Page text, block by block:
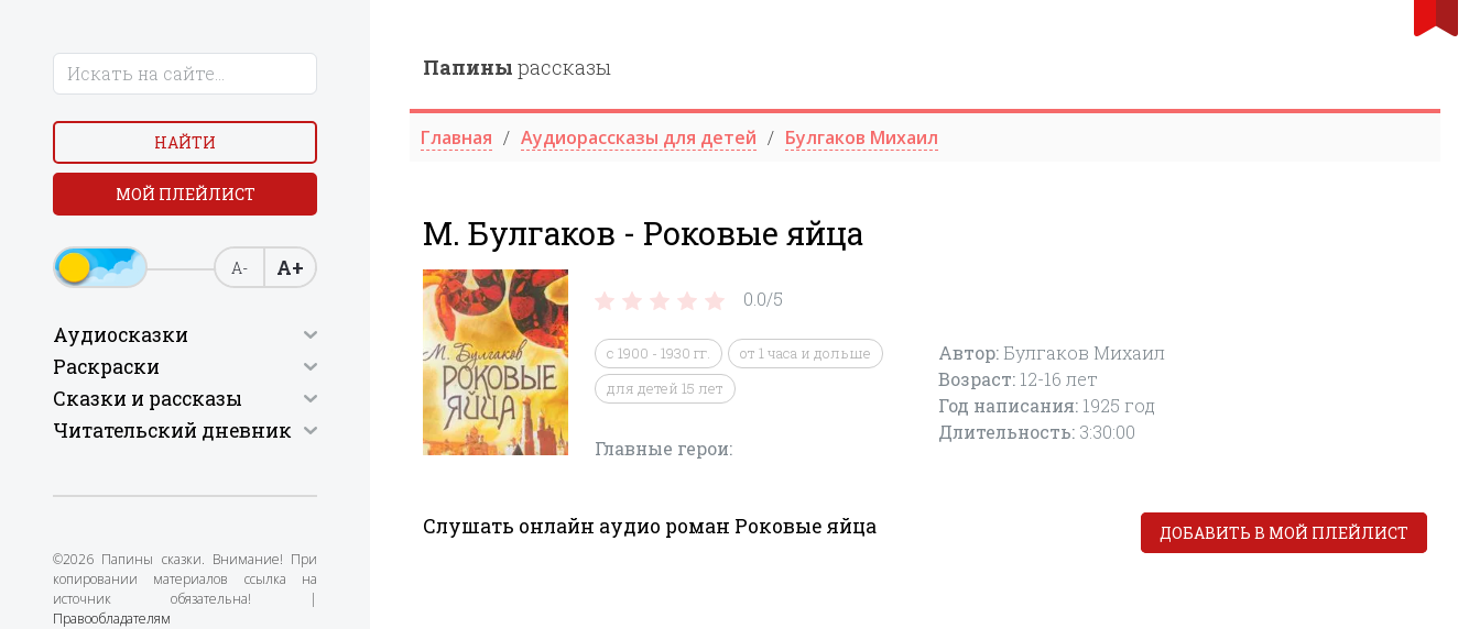
НАЙТИ
МОЙ ПЛЕЙЛИСТ
А- А+
Аудиосказки
Раскраски
Сказки и рассказы
Читательский дневник
©2026 Папины сказки. Внимание! При
копировании материалов ссылка на
источник обязательна! |
Правообладателям
Папины рассказы
Главная Аудиорассказы для детей Булгаков Михаил
М. Булгаков - Роковые яйца
0.0/5
с 1900 - 1930 гг.
от 1 часа и дольше
для детей 15 лет
Главные герои:
Автор: Булгаков Михаил
Возраст: 12-16 лет
Год написания: 1925 год
Длительность: 3:30:00
Слушать онлайн аудио роман Роковые яйца ДОБАВИТЬ В МОЙ ПЛЕЙЛИСТ